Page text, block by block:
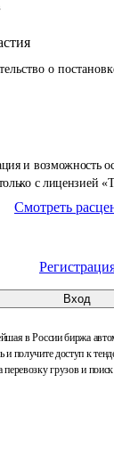
и возможность
с лицензией
Смотреть
Вход
в России биржа
и получите доступ к
перевозку грузов и
о